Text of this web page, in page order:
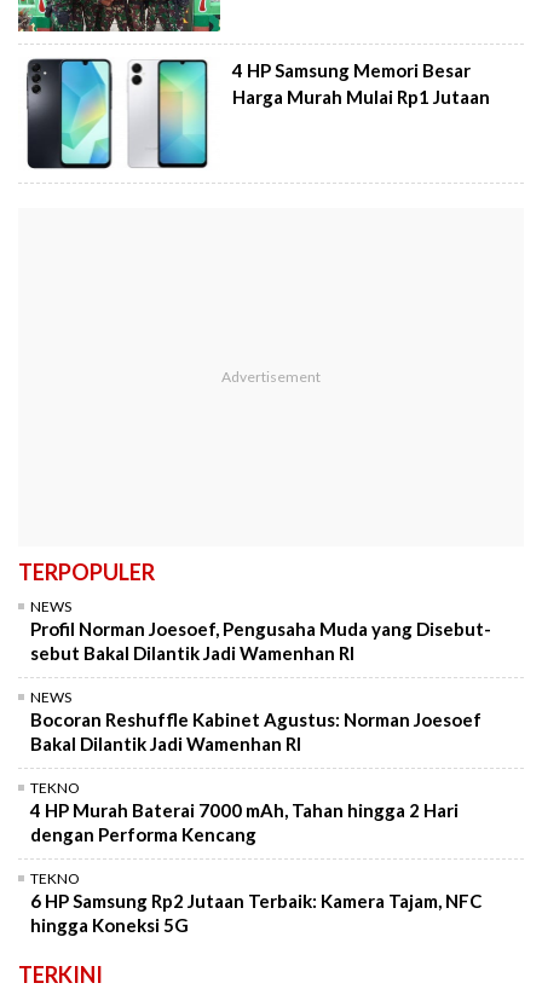
4 HP Samsung Memori Besar
Harga Murah Mulai Rp1 Jutaan
TERPOPULER
NEWS
Profil Norman Joesoef, Pengusaha Muda yang Disebut-
sebut Bakal Dilantik Jadi Wamenhan RI
NEWS
Bocoran Reshuffle Kabinet Agustus: Norman Joesoef
Bakal Dilantik Jadi Wamenhan RI
TEKNO
4 HP Murah Baterai 7000 mAh, Tahan hingga 2 Hari
dengan Performa Kencang
TEKNO
6 HP Samsung Rp2 Jutaan Terbaik: Kamera Tajam, NFC
hingga Koneksi 5G
TERKINI